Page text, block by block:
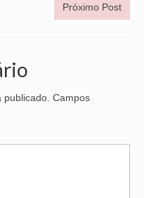
Próximo Post
Campos